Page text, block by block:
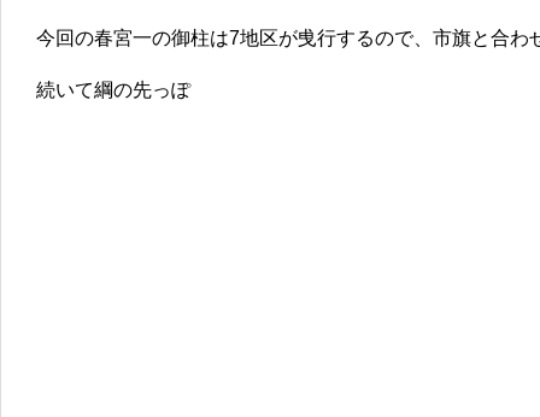
今回の春宮一の御柱は7地区が曵行するので、市旗と合わ
続いて綱の先っぽ